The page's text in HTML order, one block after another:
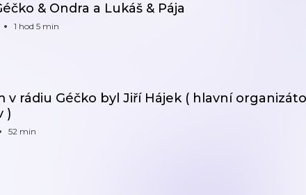
& Ondra a Lukáš & Pája
1 hod 5 min
v rádiu Géčko byl Jiří Hájek ( hlavní
)
52 min